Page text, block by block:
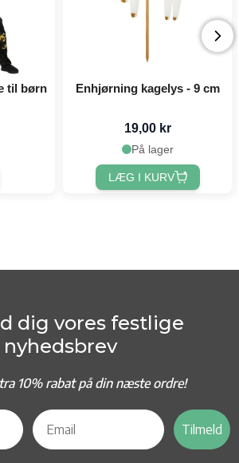
til børn Enhjørning kagelys - 9 cm
19,00 kr
På lager
LÆG I KURV
dig vores festlige
nyhedsbrev
10% rabat på din næste ordre!
Tilmeld